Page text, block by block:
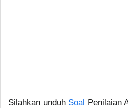
Silahkan unduh Soal Penilaian